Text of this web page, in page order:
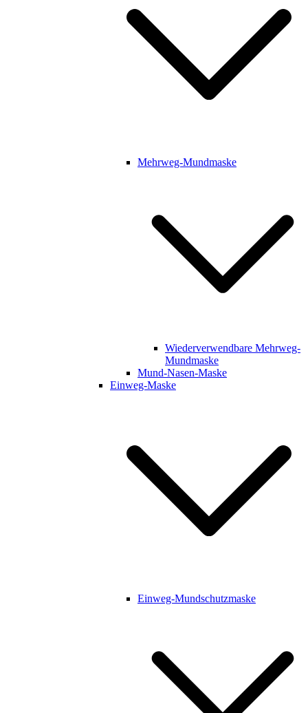
Mehrweg-Mundmaske
Wiederverwendbare Mehrweg-
Mundmaske
Mund-Nasen-Maske
Einweg-Maske
Einweg-Mundschutzmaske